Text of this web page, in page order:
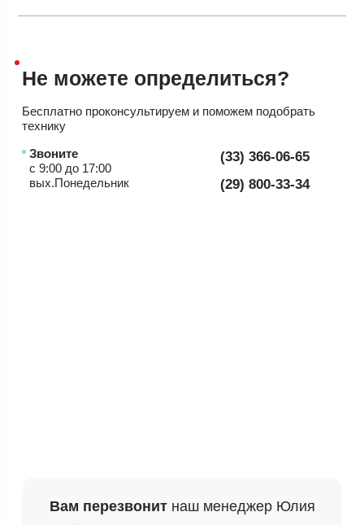
Не можете определиться?
Бесплатно проконсультируем и поможем подобрать
технику
Звоните
с 9:00 до 17:00
вых.Понедельник
(33) 366-06-65
(29) 800-33-34
Вам перезвонит наш менеджер Юлия